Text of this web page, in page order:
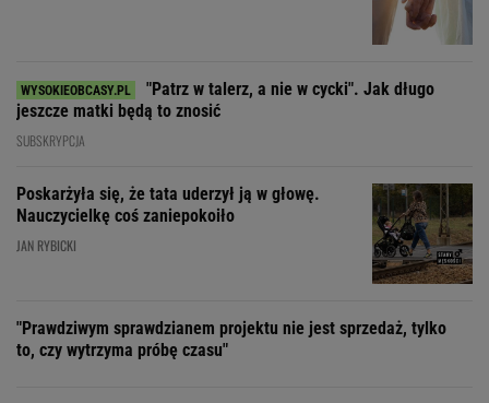
"Patrz w talerz, a nie w cycki". Jak długo
jeszcze matki będą to znosić
SUBSKRYPCJA
Poskarżyła się, że tata uderzył ją w głowę.
Nauczycielkę coś zaniepokoiło
JAN RYBICKI
"Prawdziwym sprawdzianem projektu nie jest sprzedaż, tylko
to, czy wytrzyma próbę czasu"